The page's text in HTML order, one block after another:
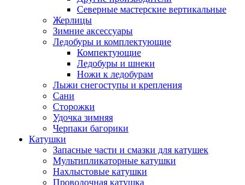
Северные мастерские вертикальные
Жерлицы
Зимние аксессуары
Ледобуры и комплектующие
Компектующие
Ледобуры и шнеки
Ножи к ледобурам
Лыжи снегоступы и крепления
Сани
Сторожки
Удочка зимняя
Черпаки багорики
Катушки
Запасные части и смазки для катушек
Мультипликаторные катушки
Нахлыстовые катушки
Проводочная катушка